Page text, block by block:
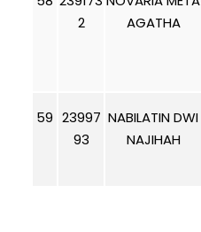
2
AGATHA
59 23997
93
NABILATIN DWI
NAJIHAH